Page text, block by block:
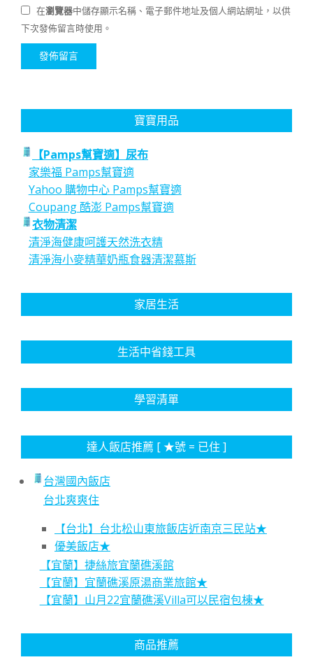
在瀏覽器中儲存顯示名稱、電子郵件地址及個人網站網址，以供
下次發佈留言時使用。
寶寶用品
【Pamps幫寶適】尿布
家樂福 Pamps幫寶適
Yahoo 購物中心 Pamps幫寶適
Coupang 酷澎 Pamps幫寶適
衣物清潔
清淨海健康呵護天然洗衣精
清淨海小麥精華奶瓶食器清潔慕斯
家居生活
生活中省錢工具
學習清單
達人飯店推薦 [ ★號 = 已住 ]
台灣國內飯店
台北爽爽住
【台北】台北松山東旅飯店近南京三民站★
優美飯店★
【宜蘭】捷絲旅宜蘭礁溪館
【宜蘭】宜蘭礁溪原湯商業旅館★
【宜蘭】山月22宜蘭礁溪Villa可以民宿包棟★
商品推薦